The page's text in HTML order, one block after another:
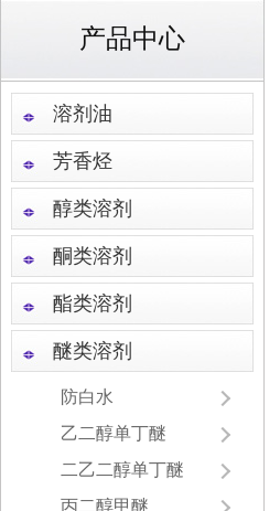
产品中心
溶剂油
芳香烃
醇类溶剂
酮类溶剂
酯类溶剂
醚类溶剂
防白水
乙二醇单丁醚
二乙二醇单丁醚
丙二醇甲醚